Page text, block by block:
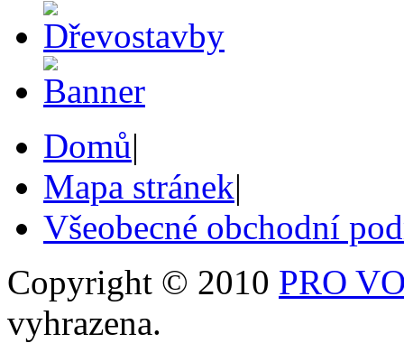
Domů|
Mapa stránek|
Všeobecné obchodní
Copyright © 2010 PRO
vyhrazena.